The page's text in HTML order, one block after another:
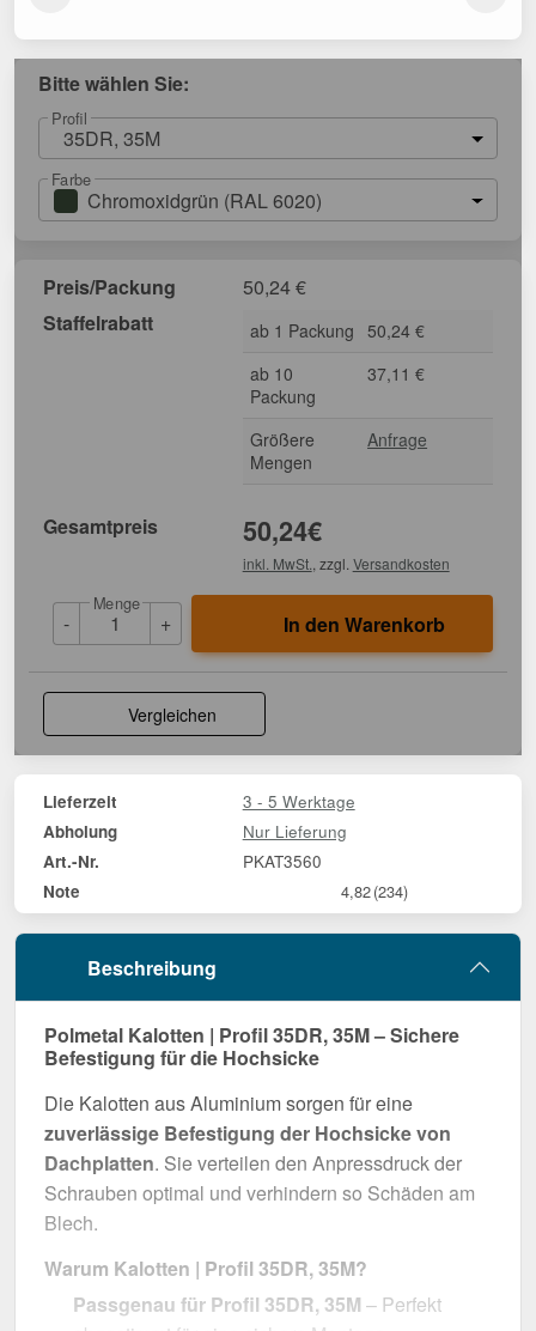
Bitte wählen Sie:
Profil
35DR, 35M
Farbe
Chromoxidgrün (RAL 6020)
Preis/Packung 50,24€
Staffelrabatt
ab 1 Packung
50,24 €
ab 10
Packung
37,11 €
Größere
Mengen
Anfrage
Gesamtpreis 50,24€
inkl. MwSt. , zzgl. Versandkosten
-
Menge
+ In den Warenkorb
Vergleichen
Lieferzeit 3 - 5 Werktage
Abholung Nur Lieferung
Art.-Nr. PKAT3560
Note 4,82(234)
Beschreibung
Polmetal Kalotten | Profil 35DR, 35M – Sichere
Befestigung für die Hochsicke
Die Kalotten aus Aluminium sorgen für eine
zuverlässige Befestigung der Hochsicke von
Dachplatten. Sie verteilen den Anpressdruck der
Schrauben optimal und verhindern so Schäden am
Blech.
Warum Kalotten | Profil 35DR, 35M?
Passgenau für Profil 35DR, 35M – Perfekt